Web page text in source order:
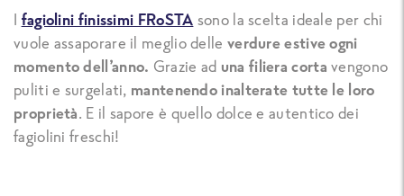
I fagiolini finissimi FRoSTA sono la scelta ideale per chi
vuole assaporare il meglio delle verdure estive ogni
momento dell’anno. Grazie ad una filiera corta vengono
puliti e surgelati, mantenendo inalterate tutte le loro
proprietà. E il sapore è quello dolce e autentico dei
fagiolini freschi!